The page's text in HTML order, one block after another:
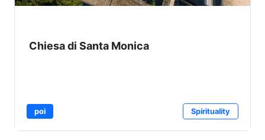
Chiesa di Santa Monica
poi Spirituality